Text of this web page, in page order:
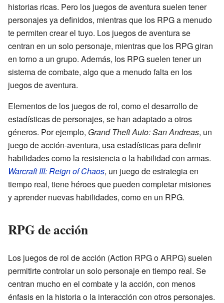
historias ricas. Pero los juegos de aventura suelen tener
personajes ya definidos, mientras que los RPG a menudo
te permiten crear el tuyo. Los juegos de aventura se
centran en un solo personaje, mientras que los RPG giran
en torno a un grupo. Además, los RPG suelen tener un
sistema de combate, algo que a menudo falta en los
juegos de aventura.
Elementos de los juegos de rol, como el desarrollo de
estadísticas de personajes, se han adaptado a otros
géneros. Por ejemplo, Grand Theft Auto: San Andreas, un
juego de acción-aventura, usa estadísticas para definir
habilidades como la resistencia o la habilidad con armas.
Warcraft III: Reign of Chaos, un juego de estrategia en
tiempo real, tiene héroes que pueden completar misiones
y aprender nuevas habilidades, como en un RPG.
RPG de acción
Los juegos de rol de acción (Action RPG o ARPG) suelen
permitirte controlar un solo personaje en tiempo real. Se
centran mucho en el combate y la acción, con menos
énfasis en la historia o la interacción con otros personajes.